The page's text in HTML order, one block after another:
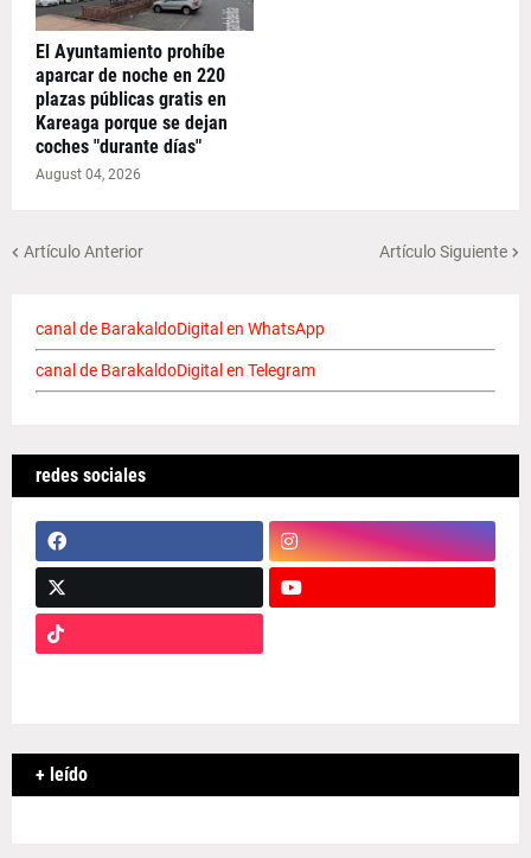
El Ayuntamiento prohíbe
aparcar de noche en 220
plazas públicas gratis en
Kareaga porque se dejan
coches "durante días"
August 04, 2026
Artículo Anterior Artículo Siguiente
canal de BarakaldoDigital en WhatsApp
canal de BarakaldoDigital en Telegram
redes sociales
+ leído